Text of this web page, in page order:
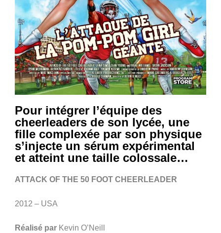
Pour intégrer l’équipe des
cheerleaders de son lycée, une
fille complexée par son physique
s’injecte un sérum expérimental
et atteint une taille colossale…
ATTACK OF THE 50 FOOT CHEERLEADER
2012 – USA
Réalisé par Kevin O’Neill